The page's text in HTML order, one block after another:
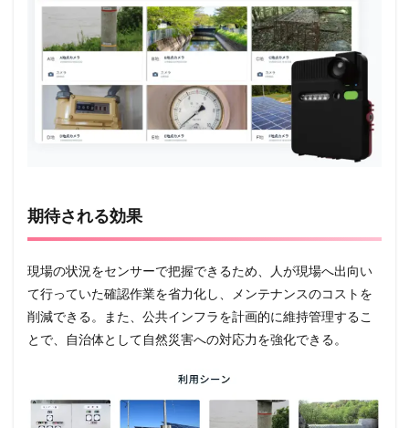
期待される効果
現場の状況をセンサーで把握できるため、人が現場へ出向い
て行っていた確認作業を省力化し、メンテナンスのコストを
削減できる。また、公共インフラを計画的に維持管理するこ
とで、自治体として自然災害への対応力を強化できる。